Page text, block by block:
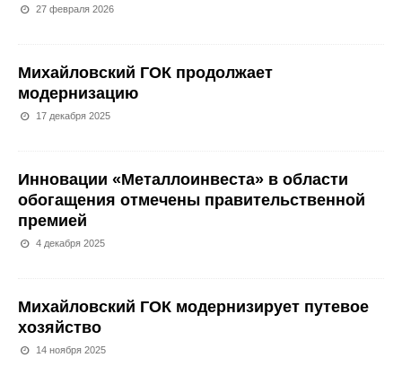
27 февраля 2026
Михайловский ГОК продолжает
модернизацию
17 декабря 2025
Инновации «Металлоинвеста» в области
обогащения отмечены правительственной
премией
4 декабря 2025
Михайловский ГОК модернизирует путевое
хозяйство
14 ноября 2025